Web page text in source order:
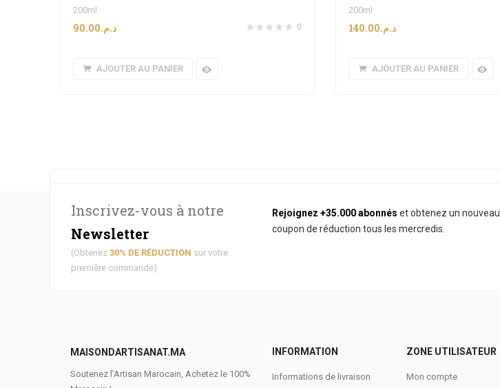
200ml
0 د.م.90.00
AJOUTER AU PANIER
200ml
د.م.140.00
AJOUTER AU PANIER
Inscrivez-vous à notre
Newsletter
(Obtenez 30% DE RÉDUCTION sur votre
première commande)
Rejoignez +35.000 abonnés et obtenez un nouveau
coupon de réduction tous les mercredis.
MAISONDARTISANAT.MA
Soutenez l’Artisan Marocain, Achetez le 100%
INFORMATION
Informations de livraison
ZONE UTILISATEUR
Mon compte